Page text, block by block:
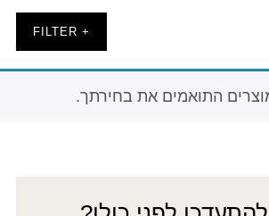
+ FILTER
התואמים את בחירתך.